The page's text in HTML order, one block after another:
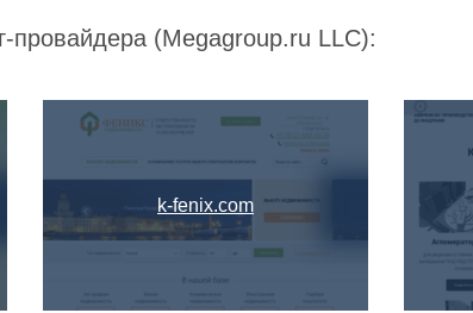
провайдера (Megagroup.ru LLC):
k-fenix.com